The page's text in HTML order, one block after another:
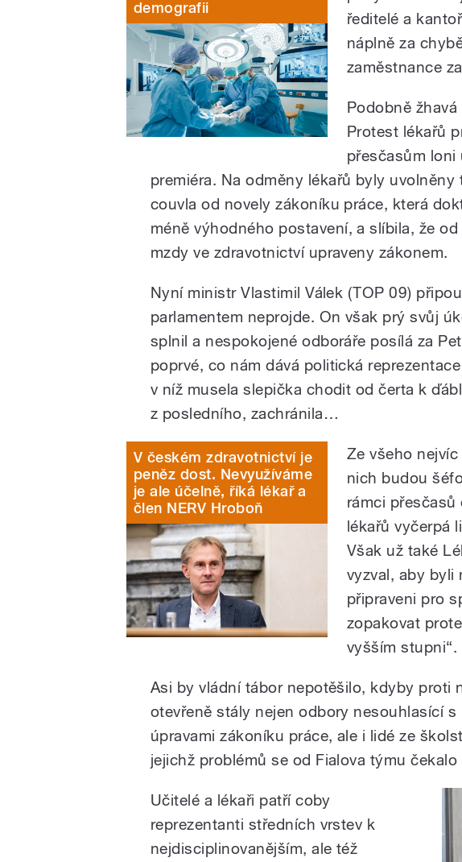
demografii
ředitelé a
náplně za
zaměstnance
Podobně
Protest lékařů
přesčasům
premiéra. Na odměny lékařů byly uvolněny
couvla od novely zákoníku práce, která
méně výhodného postavení, a slíbila, že
mzdy ve zdravotnictví upraveny zákonem.
Nyní ministr Vlastimil Válek (TOP 09)
parlamentem neprojde. On však prý svůj
splnil a nespokojené odboráře posílá za
poprvé, co nám dává politická
v níž musela slepička chodit od čerta k
z posledního, zachránila…
V českém zdravotnictví je
peněz dost. Nevyužíváme
je ale účelně, říká lékař a
člen NERV Hroboň
Ze všeho
nich budou
rámci přesčasů
lékařů vyčerpá
Však už také
vyzval, aby byli
připraveni pro
zopakovat
vyšším stupni“.
Asi by vládní tábor nepotěšilo, kdyby proti
otevřeně stály nejen odbory nesouhlasící
úpravami zákoníku práce, ale i lidé ze
jejichž problémů se od Fialova týmu čekalo
Učitelé a lékaři patří coby
reprezentanti středních vrstev k
nejdisciplinovanějším, ale též